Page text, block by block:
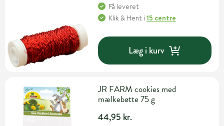
Få leveret
Klik & Hent i15 centre
Læg i kurv
JR FARM cookies med
mælkebøtte 75 g
44,95 kr.